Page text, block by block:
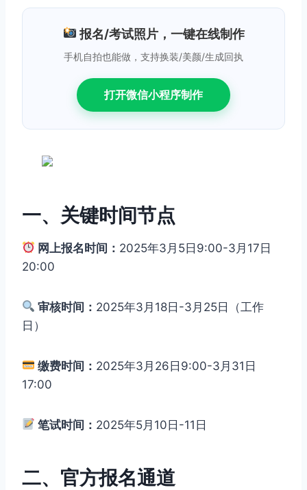
报名/考试照片，一键在线制作
手机自拍也能做，支持换装/美颜/生成回执
打开微信小程序制作
一、关键时间节点
网上报名时间： 2025年3月5日9:00-3月17日
20:00
审核时间： 2025年3月18日-3月25日（工作
日）
缴费时间： 2025年3月26日9:00-3月31日
17:00
笔试时间： 2025年5月10日-11日
二、官方报名通道